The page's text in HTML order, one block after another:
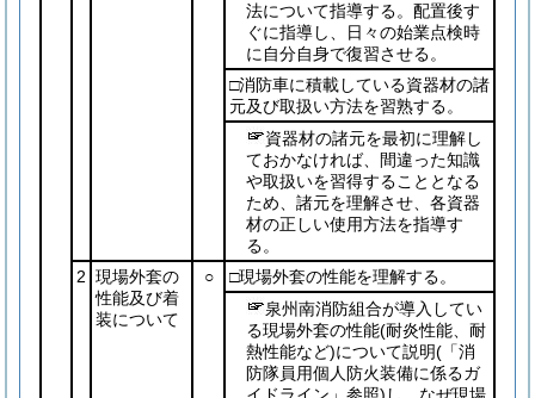
法について指導する。配置後す
ぐに指導し、日々の始業点検時
に自分自身で復習させる。
□消防車に積載している資器材の諸
元及び取扱い方法を習熟する。
資器材の諸元を最初に理解し
ておかなければ、間違った知識
や取扱いを習得することとなる
ため、諸元を理解させ、各資器
材の正しい使用方法を指導す
る。
2 現場外套の
性能及び着
装について
○
□現場外套の性能を理解する。
泉州南消防組合が導入してい
る現場外套の性能(耐炎性能、耐
熱性能など)について説明(「消
防隊員用個人防火装備に係るガ